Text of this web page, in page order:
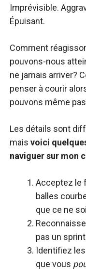
Imprévisible.
Épuisant.
Comment
pouvons-nous
ne jamais arriver?
penser à courir
pouvons même
Les détails sont
mais voici
naviguer sur mon
Acceptez le
balles
que ce ne
pas un
Identifiez
que vous